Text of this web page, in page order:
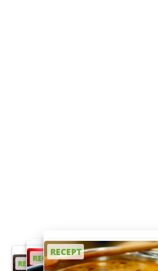
RECEPT
RECEPT
RECEPT
RECEPT
RECEPT